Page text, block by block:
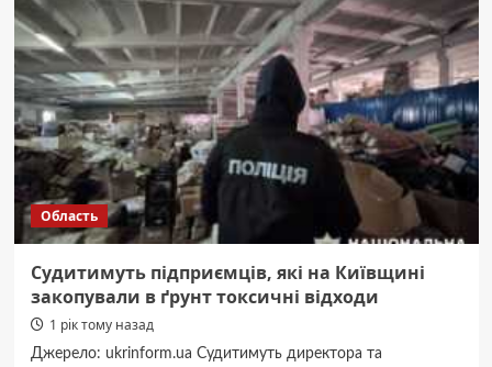
заслужений
відпочинок
провели
начальника
аварійно-
рятувальної
частини
Область
Судитимуть підприємців, які на Київщині
закопували в ґрунт токсичні відходи
1 рік тому назад
Джерело: ukrinform.ua Судитимуть директора та